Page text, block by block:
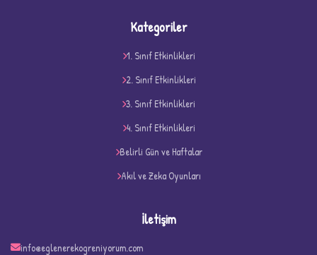
D
Kategoriler
1. Sınıf Etkinlikleri
2. Sınıf Etkinlikleri
3. Sınıf Etkinlikleri
4. Sınıf Etkinlikleri
Belirli Gün ve Haftalar
Akıl ve Zeka Oyunları
İletişim
info@eglenerekogreniyorum.com